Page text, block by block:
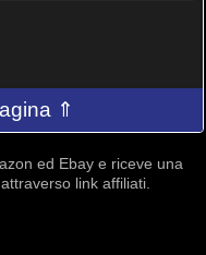
⇑
ed Ebay e riceve una
link affiliati.